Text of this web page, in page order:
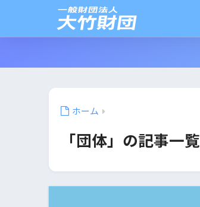
ホーム
「団体」の記事一覧